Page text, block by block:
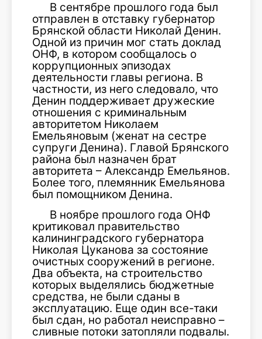
В сентябре прошлого года был
отправлен в отставку губернатор
Брянской области Николай Денин.
Одной из причин мог стать доклад
ОНФ, в котором сообщалось о
коррупционных эпизодах
деятельности главы региона. В
частности, из него следовало, что
Денин поддерживает дружеские
отношения с криминальным
авторитетом Николаем
Емельяновым (женат на сестре
супруги Денина). Главой Брянского
района был назначен брат
авторитета – Александр Емельянов.
Более того, племянник Емельянова
был помощником Денина.
В ноябре прошлого года ОНФ
критиковал правительство
калининградского губернатора
Николая Цуканова за состояние
очистных сооружений в регионе.
Два объекта, на строительство
которых выделялись бюджетные
средства, не были сданы в
эксплуатацию. Еще один все-таки
был сдан, но работал неисправно –
сливные потоки затопляли подвалы.